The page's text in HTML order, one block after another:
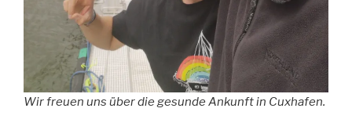
Wir freuen uns über die gesunde Ankunft in Cuxhafen.